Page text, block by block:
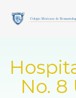
links
primary
content
No. 8